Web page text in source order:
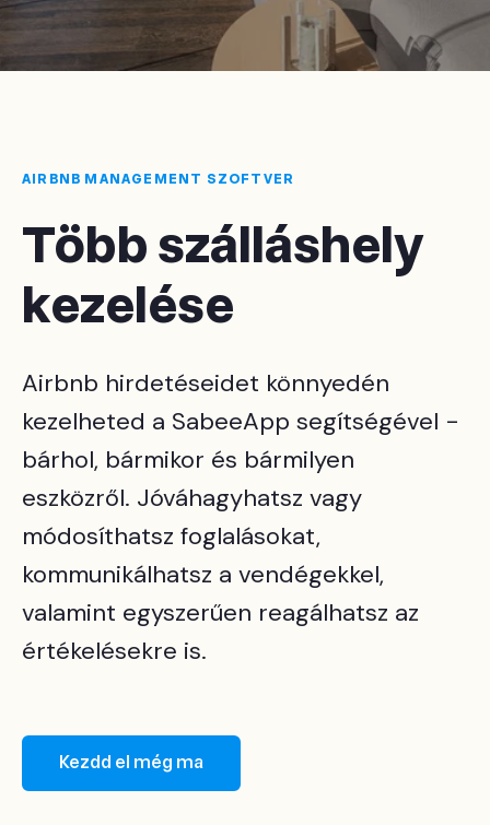
AIRBNB MANAGEMENT SZOFTVER
Több szálláshely
kezelése
Airbnb hirdetéseidet könnyedén
kezelheted a SabeeApp segítségével -
bárhol, bármikor és bármilyen
eszközről. Jóváhagyhatsz vagy
módosíthatsz foglalásokat,
kommunikálhatsz a vendégekkel,
valamint egyszerűen reagálhatsz az
értékelésekre is.
Kezdd el még ma